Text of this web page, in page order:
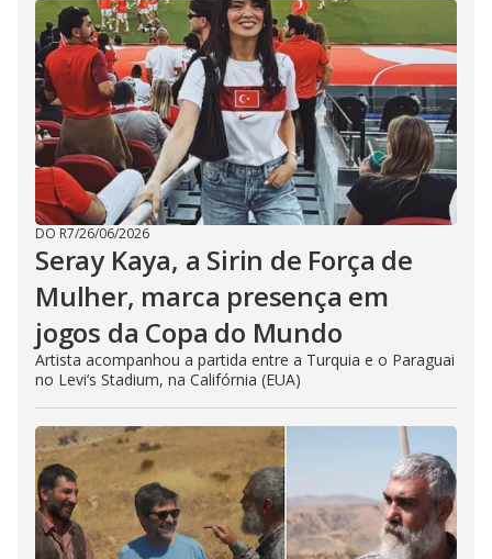
DO R7/26/06/2026
Seray Kaya, a Sirin de Força de
Mulher, marca presença em
jogos da Copa do Mundo
Artista acompanhou a partida entre a Turquia e o Paraguai
no Levi’s Stadium, na Califórnia (EUA)